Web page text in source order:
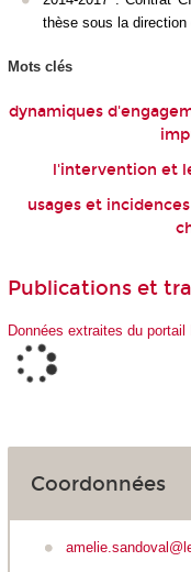
thèse sous la
Mots clés
dynamiques
l'intervention et
usages et
Publications et
Données extraites du portail
Coordonnées